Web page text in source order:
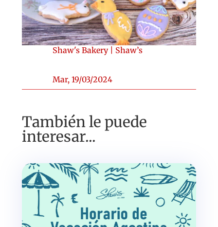
Shaw's Bakery| Shaw’s
Mar, 19/03/2024
También le puede
interesar...